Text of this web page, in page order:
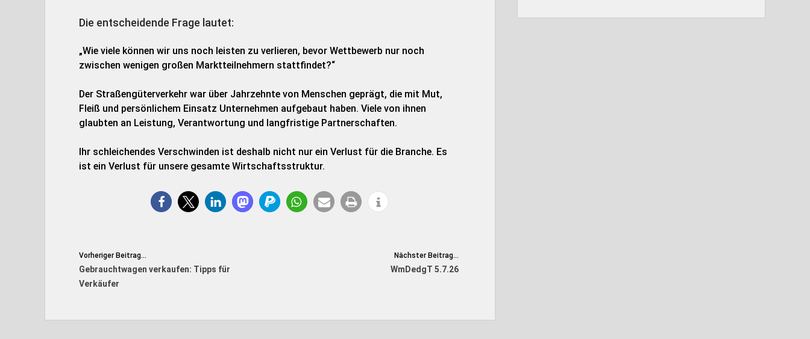
Die entscheidende Frage lautet:
„Wie viele können wir uns noch leisten zu verlieren, bevor Wettbewerb nur noch
zwischen wenigen großen Marktteilnehmern stattfindet?“
Der Straßengüterverkehr war über Jahrzehnte von Menschen geprägt, die mit Mut,
Fleiß und persönlichem Einsatz Unternehmen aufgebaut haben. Viele von ihnen
glaubten an Leistung, Verantwortung und langfristige Partnerschaften.
Ihr schleichendes Verschwinden ist deshalb nicht nur ein Verlust für die Branche. Es
ist ein Verlust für unsere gesamte Wirtschaftsstruktur.
Vorheriger Beitrag...
Gebrauchtwagen verkaufen: Tipps für
Verkäufer
Nächster Beitrag...
WmDedgT 5.7.26